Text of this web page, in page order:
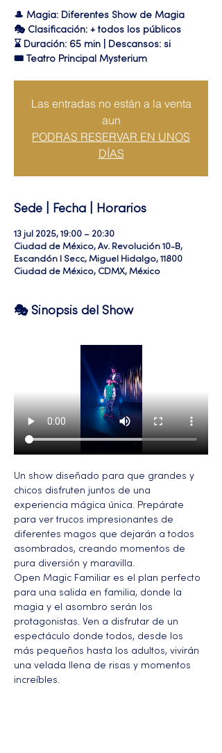
🎩 Magia: Diferentes Show de Magia
🎭 Clasificación: + todos los públicos
⌛ Duración: 65 min | Descansos: si
🎟 Teatro Principal Mysterium
Las entradas no están a la venta
aun
PODRAS RESERVAR EN UNOS
DÍAS
Sede | Fecha | Horarios
13 jul 2025, 19:00 – 20:30
Ciudad de México, Av. Revolución 10-B,
Escandón I Secc, Miguel Hidalgo, 11800
Ciudad de México, CDMX, México
🎭 Sinopsis del Show
Un show diseñado para que grandes y
chicos disfruten juntos de una
experiencia mágica única. Prepárate
para ver trucos impresionantes de
diferentes magos que dejarán a todos
asombrados, creando momentos de
pura diversión y maravilla.
Open Magic Familiar es el plan perfecto
para una salida en familia, donde la
magia y el asombro serán los
protagonistas. Ven a disfrutar de un
espectáculo donde todos, desde los
más pequeños hasta los adultos, vivirán
una velada llena de risas y momentos
increíbles.